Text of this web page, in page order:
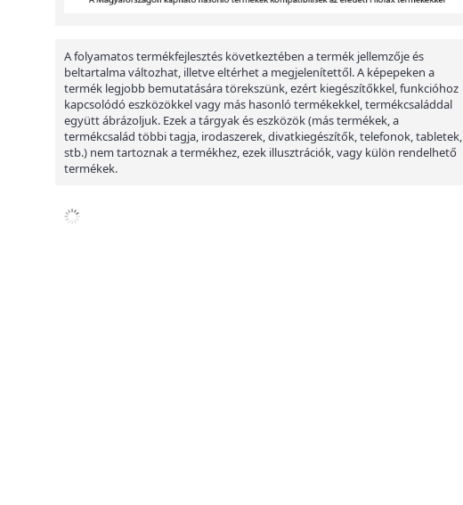
A folyamatos termékfejlesztés következtében a termék jellemzője és
beltartalma változhat, illetve eltérhet a megjelenítettől. A képepeken a
termék legjobb bemutatására törekszünk, ezért kiegészítőkkel, funkcióhoz
kapcsolódó eszközökkel vagy más hasonló termékekkel, termékcsaláddal
együtt ábrázoljuk. Ezek a tárgyak és eszközök (más termékek, a
termékcsalád többi tagja, irodaszerek, divatkiegészítők, telefonok, tabletek,
stb.) nem tartoznak a termékhez, ezek illusztrációk, vagy külön rendelhető
termékek.